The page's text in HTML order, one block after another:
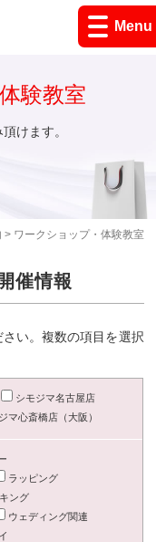
Menu
> ワークショップ・体験教室
験教室
けます。
催情報
い。複数の項目を選択
シモジマ名古屋店
マ心斎橋店（大阪）
ラッピング
ング
ウェディング関連